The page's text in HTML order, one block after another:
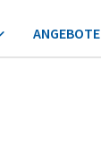
ANGEBOTE